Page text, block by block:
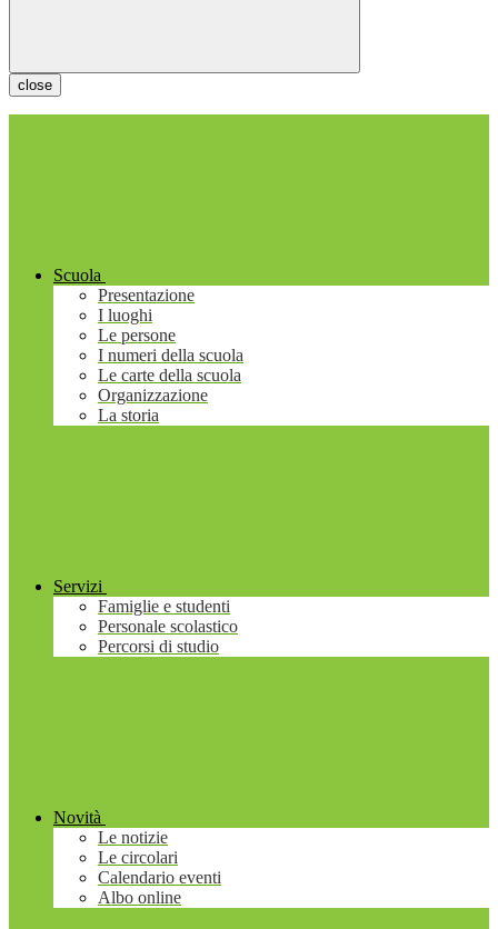
close
Scuola
Presentazione
I luoghi
Le persone
I numeri della scuola
Le carte della scuola
Organizzazione
La storia
Servizi
Famiglie e studenti
Personale scolastico
Percorsi di studio
Novità
Le notizie
Le circolari
Calendario eventi
Albo online